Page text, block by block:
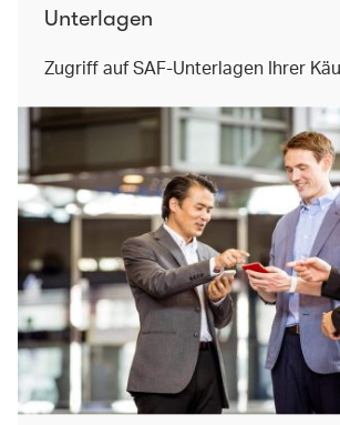
Unterlagen
Zugriff auf SAF-Unterlagen Ihrer